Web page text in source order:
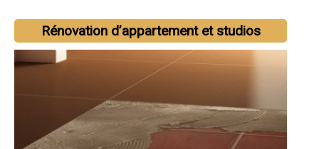
Rénovation d’appartement et studios